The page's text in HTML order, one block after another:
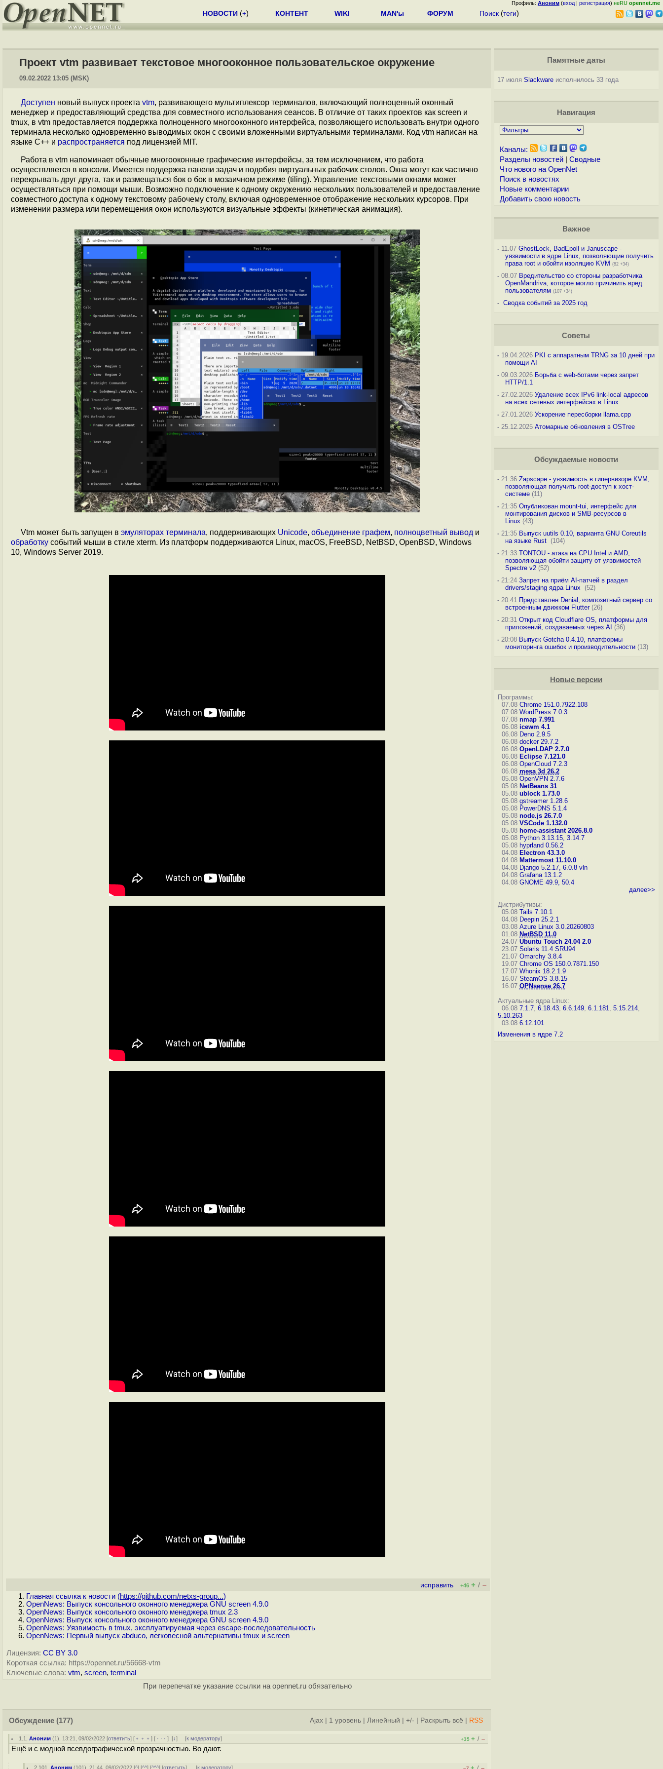
Профиль: Аноним (вход | регистрация) неRU opennet.me
НОВОСТИ (+) КОНТЕНТ WIKI MAN'ы ФОРУМ Поиск (теги)
Проект vtm развивает текстовое многооконное пользовательское окружение
09.02.2022 13:05 (MSK)
Доступен новый выпуск проекта vtm, развивающего мультиплексор терминалов, включающий полноценный оконный
менеджер и предоставляющий средства для совместного использования сеансов. В отличие от таких проектов как screen и
tmux, в vtm предоставляется поддержка полноценного многооконного интерфейса, позволяющего использовать внутри одного
терминала несколько одновременно выводимых окон с своими вложенными виртуальными терминалами. Код vtm написан на
языке C++ и распространяется под лицензией MIT.
Работа в vtm напоминает обычные многооконные графические интерфейсы, за тем исключением, что работа
осуществляется в консоли. Имеется поддержка панели задач и подобия виртуальных рабочих столов. Окна могут как частично
перекрывать друг друга, так и размещаться бок о бок в мозаичном режиме (tiling). Управление текстовыми окнами может
осуществляться при помощи мыши. Возможно подключение к одному окружению нескольких пользователей и предоставление
совместного доступа к одному текстовому рабочему столу, включая одновременное отображение нескольких курсоров. При
изменении размера или перемещения окон используются визуальные эффекты (кинетическая анимация).
Vtm может быть запущен в эмуляторах терминала, поддерживающих Unicode, объединение графем, полноцветный вывод и
обработку событий мыши в стиле xterm. Из платформ поддерживаются Linux, macOS, FreeBSD, NetBSD, OpenBSD, Windows
10, Windows Server 2019.
исправить +46 + / –
Главная ссылка к новости (https://github.com/netxs-group...)
OpenNews: Выпуск консольного оконного менеджера GNU screen 4.9.0
OpenNews: Выпуск консольного оконного менеджера tmux 2.3
OpenNews: Выпуск консольного оконного менеджера GNU screen 4.9.0
OpenNews: Уязвимость в tmux, эксплуатируемая через escape-последовательность
OpenNews: Первый выпуск abduco, легковесной альтернативы tmux и screen
Лицензия: CC BY 3.0
Короткая ссылка: https://opennet.ru/56668-vtm
Ключевые слова: vtm, screen, terminal
При перепечатке указание ссылки на opennet.ru обязательно
Обсуждение (177) Ajax 1 уровень Линейный +/- Раскрыть всё RSS
1.1 ,Аноним (1), 13:21, 09/02/2022 [ответить] [ ﹢﹢﹢] [ · · ·][↓] [к модератору] +35 + / –
Ещё и с модной псевдографической прозрачностью. Во дают.
2.101 ,Аноним (101), 21:44, 09/02/2022 [^] [^^] [^^^] [ответить] [к модератору]
Памятные даты
17 июля Slackwareисполнилось 33 года
Навигация
Каналы:
Разделы новостей| Сводные
Что нового на OpenNet
Поиск в новостях
Новые комментарии
Добавить свою новость
Важное
-11.07 GhostLock, BadEpoll и Januscape -
уязвимости в ядре Linux, позволяющие получить
права root и обойти изоляцию KVM (82 +34)
-08.07 Вредительство со стороны разработчика
OpenMandriva, которое могло причинить вред
пользователям (107 +34)
- Сводка событий за 2025 год
Советы
-19.04.2026 PKI с аппаратным TRNG за 10 дней при
помощи AI
-09.03.2026 Борьба с web-ботами через запрет
HTTP/1.1
-27.02.2026 Удаление всех IPv6 link-local адресов
на всех сетевых интерфейсах в Linux
-27.01.2026 Ускорение пересборки llama.cpp
-25.12.2025 Атомарные обновления в OSTree
Обсуждаемые новости
-21:36 Zapscape - уязвимость в гипервизоре KVM,
позволяющая получить root-доступ к хост-
системе(11)
-21:35 Опубликован mount-tui, интерфейс для
монтирования дисков и SMB-ресурсов в
Linux (43)
-21:35 Выпуск uutils 0.10, варианта GNU Coreutils
на языке Rust (104)
-21:33 TONTOU - атака на CPU Intel и AMD,
позволяющая обойти защиту от уязвимостей
Spectre v2(52)
-21:24 Запрет на приём AI-патчей в раздел
drivers/staging ядра Linux
(52)
-20:41 Представлен Denial, композитный сервер со
встроенным движком Flutter(26)
-20:31 Открыт код Cloudflare OS, платформы для
приложений, создаваемых через AI (36)
-20:08 Выпуск Gotcha 0.4.10, платформы
мониторинга ошибок и производительности(13)
Новые версии
Программы:
07.08 Chrome 151.0.7922.108
07.08 WordPress 7.0.3
07.08 nmap 7.991
06.08 icewm 4.1
06.08 Deno 2.9.5
06.08 docker 29.7.2
06.08 OpenLDAP 2.7.0
06.08 Eclipse 7.121.0
06.08 OpenCloud 7.2.3
06.08 mesa 3d 26.2
05.08 OpenVPN 2.7.6
05.08 NetBeans 31
05.08 ublock 1.73.0
05.08 gstreamer 1.28.6
05.08 PowerDNS 5.1.4
05.08 node.js 26.7.0
05.08 VSCode 1.132.0
05.08 home-assistant 2026.8.0
05.08 Python 3.13.15, 3.14.7
05.08 hyprland 0.56.2
04.08 Electron 43.3.0
04.08 Mattermost 11.10.0
04.08 Django 5.2.17, 6.0.8 vln
04.08 Grafana 13.1.2
04.08 GNOME 49.9, 50.4
далее>>
Дистрибутивы:
05.08 Tails 7.10.1
04.08 Deepin 25.2.1
03.08 Azure Linux 3.0.20260803
01.08 NetBSD 11.0
24.07 Ubuntu Touch 24.04 2.0
23.07 Solaris 11.4 SRU94
21.07 Omarchy 3.8.4
19.07 Chrome OS 150.0.7871.150
17.07 Whonix 18.2.1.9
16.07 SteamOS 3.8.15
16.07 OPNsense 26.7
Актуальные ядра Linux:
06.08 7.1.7, 6.18.43, 6.6.149, 6.1.181, 5.15.214,
5.10.263
03.08 6.12.101
Изменения в ядре 7.2